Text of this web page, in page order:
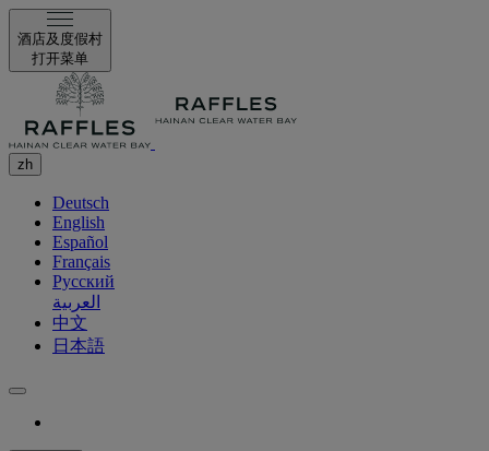
酒店及度假村
打开菜单
zh
Deutsch
English
Español
Français
Русский
العربية
中文
日本語